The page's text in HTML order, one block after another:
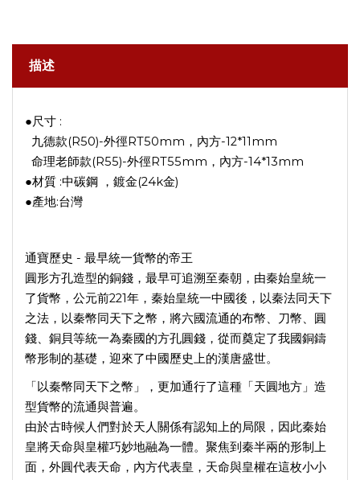
描述
●尺寸 :
九德款(R50)-外徑RT50mm，內方-12*11mm
命理老師款(R55)-外徑RT55mm，內方-14*13mm
●材質 :中碳鋼 ，鍍金(24k金)
●產地:台灣
通寶歷史 - 最早統一貨幣的帝王
圓形方孔造型的銅錢，最早可追溯至秦朝，由秦始皇統一
了貨幣，公元前221年，秦始皇統一中國後，以秦法同天下
之法，以秦幣同天下之幣，將六國流通的布幣、刀幣、圓
錢、銅貝等統一為秦國的方孔圓錢，從而奠定了我國銅鑄
幣形制的基礎，迎來了中國歷史上的漢唐盛世。
「以秦幣同天下之幣」，更加通行了這種「天圓地方」造
型貨幣的流通與普遍。
由於古時候人們對於天人關係有認知上的局限，因此秦始
皇將天命與皇權巧妙地融為一體。聚焦到秦半兩的形制上
面，外圓代表天命，內方代表皇，天命與皇權在這枚小小